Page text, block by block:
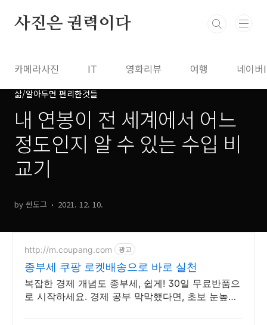
사진은 권력이다
카메라사진 IT 영화리뷰 여행 네이
삶/알아두면 편리한것들
내 연봉이 전 세계에서 어느
정도인지 알 수 있는 수입 비
교기
by 썬도그 2021. 12. 10.
http://m.coupang.com 광고
종부세 쿠팡 로켓배송으로 바로 실천
복잡한 경제 개념도 종부세, 쉽게! 30일 무료반품으
로 시작하세요. 경제 공부 막막했다면, 초보 눈높이